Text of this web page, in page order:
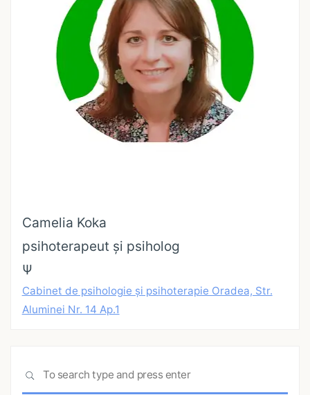
Camelia Koka
psihoterapeut și psiholog
Ψ
Cabinet de psihologie și psihoterapie Oradea, Str.
Aluminei Nr. 14 Ap.1
SEARCH